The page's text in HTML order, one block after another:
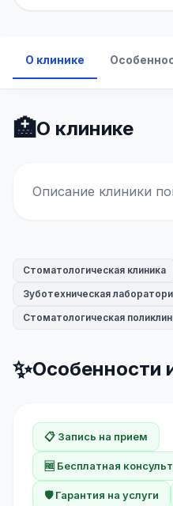
О клинике
🏥О клинике
Описание клиники
Стоматологическая клиника
Зуботехническая
Стоматологическая
✨Особенности
📋 Запись на прием
🆓 Бесплатная
🛡️ Гарантия на услуги